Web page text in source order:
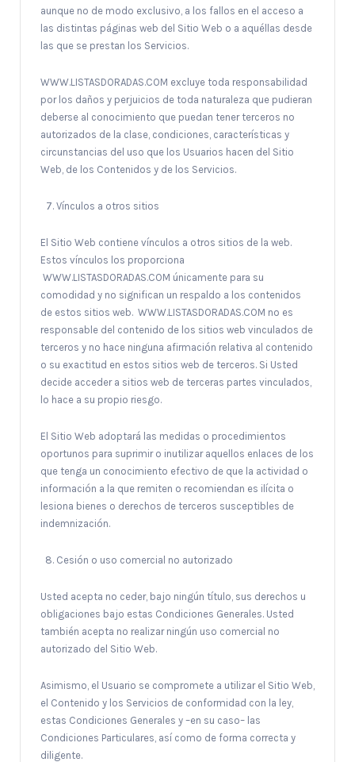
aunque no de modo exclusivo, a los fallos en el acceso a
las distintas páginas web del Sitio Web o a aquéllas desde
las que se prestan los Servicios.
WWW.LISTASDORADAS.COM excluye toda responsabilidad
por los daños y perjuicios de toda naturaleza que pudieran
deberse al conocimiento que puedan tener terceros no
autorizados de la clase, condiciones, características y
circunstancias del uso que los Usuarios hacen del Sitio
Web, de los Contenidos y de los Servicios.
Vínculos a otros sitios
El Sitio Web contiene vínculos a otros sitios de la web.
Estos vínculos los proporciona
WWW.LISTASDORADAS.COM únicamente para su
comodidad y no significan un respaldo a los contenidos
de estos sitios web. WWW.LISTASDORADAS.COM no es
responsable del contenido de los sitios web vinculados de
terceros y no hace ninguna afirmación relativa al contenido
o su exactitud en estos sitios web de terceros. Si Usted
decide acceder a sitios web de terceras partes vinculados,
lo hace a su propio riesgo.
El Sitio Web adoptará las medidas o procedimientos
oportunos para suprimir o inutilizar aquellos enlaces de los
que tenga un conocimiento efectivo de que la actividad o
información a la que remiten o recomiendan es ilícita o
lesiona bienes o derechos de terceros susceptibles de
indemnización.
Cesión o uso comercial no autorizado
Usted acepta no ceder, bajo ningún título, sus derechos u
obligaciones bajo estas Condiciones Generales. Usted
también acepta no realizar ningún uso comercial no
autorizado del Sitio Web.
Asimismo, el Usuario se compromete a utilizar el Sitio Web,
el Contenido y los Servicios de conformidad con la ley,
estas Condiciones Generales y –en su caso– las
Condiciones Particulares, así como de forma correcta y
diligente.